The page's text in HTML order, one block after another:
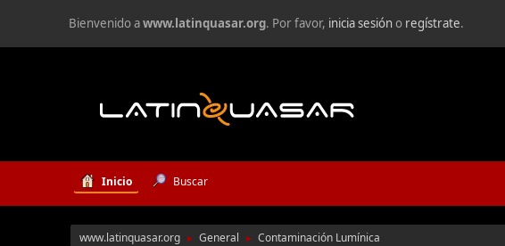
Bienvenido awww.latinquasar.org. Por favor, inicia sesióno regístrate.
Inicio Buscar
www.latinquasar.org ► General ► Contaminación Lumínica